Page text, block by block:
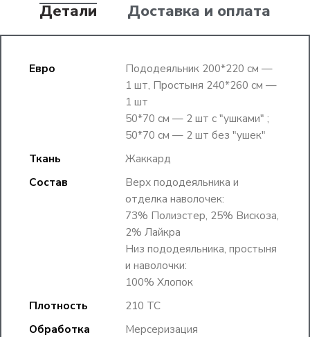
Детали Доставка и оплата
Евро
Пододеяльник 200*220 см —
1 шт, Простыня 240*260 см —
1 шт
50*70 см — 2 шт с "ушками" ;
50*70 см — 2 шт без "ушек"
Ткань
Жаккард
Состав
Верх пододеяльника и
отделка наволочек:
73% Полиэстер, 25% Вискоза,
2% Лайкра
Низ пододеяльника, простыня
и наволочки:
100% Хлопок
Плотность
210 TC
Обработка
Мерсеризация